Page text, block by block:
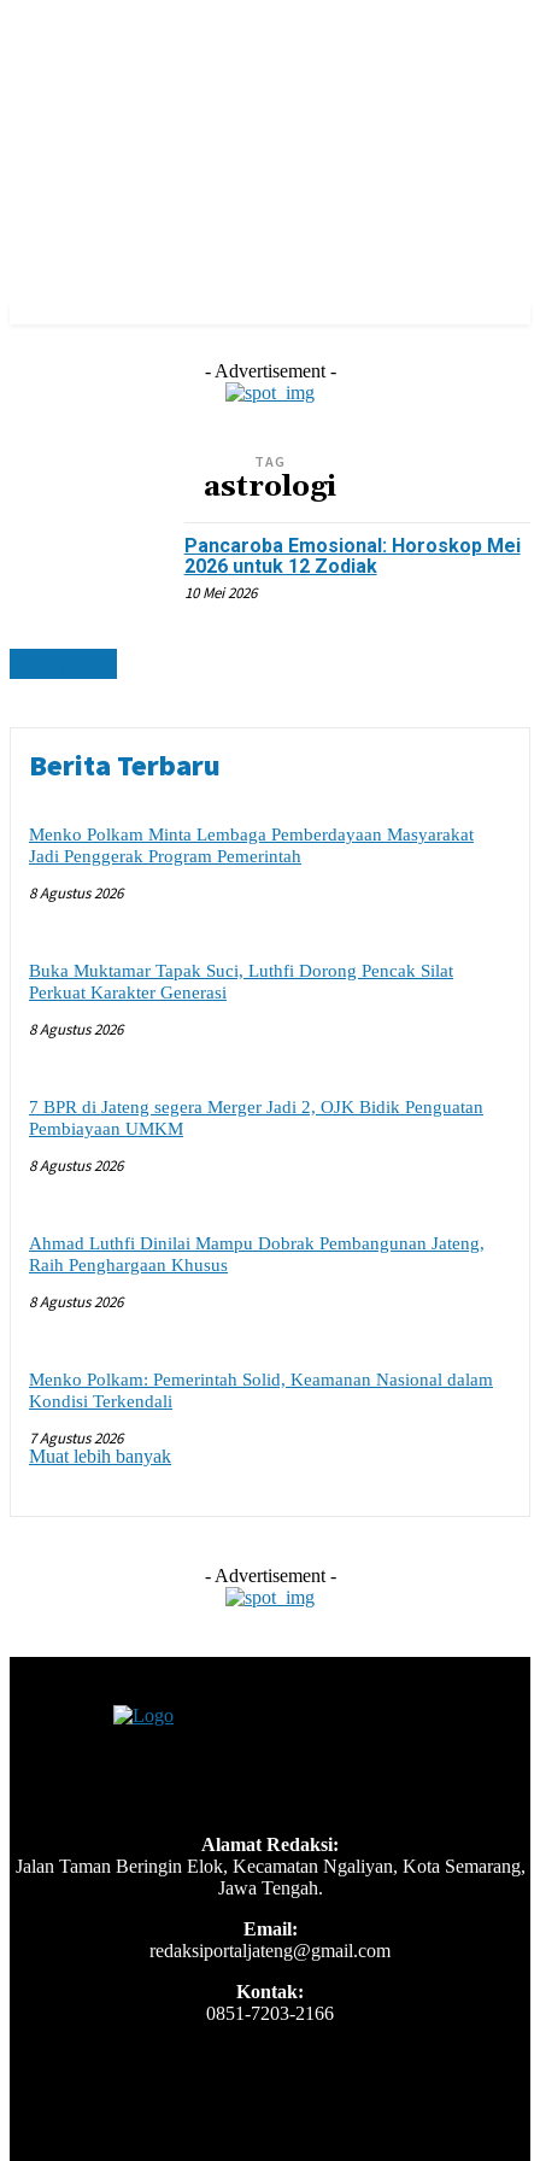
- Advertisement -
TAG
astrologi
Pancaroba Emosional: Horoskop Mei
2026 untuk 12 Zodiak
10 Mei 2026
Berita Terbaru
Menko Polkam Minta Lembaga Pemberdayaan Masyarakat
Jadi Penggerak Program Pemerintah
8 Agustus 2026
Buka Muktamar Tapak Suci, Luthfi Dorong Pencak Silat
Perkuat Karakter Generasi
8 Agustus 2026
7 BPR di Jateng segera Merger Jadi 2, OJK Bidik Penguatan
Pembiayaan UMKM
8 Agustus 2026
Ahmad Luthfi Dinilai Mampu Dobrak Pembangunan Jateng,
Raih Penghargaan Khusus
8 Agustus 2026
Menko Polkam: Pemerintah Solid, Keamanan Nasional dalam
Kondisi Terkendali
7 Agustus 2026
Muat lebih banyak
- Advertisement -
Alamat Redaksi:
Jalan Taman Beringin Elok, Kecamatan Ngaliyan, Kota Semarang,
Jawa Tengah.
Email:
redaksiportaljateng@gmail.com
Kontak:
0851-7203-2166